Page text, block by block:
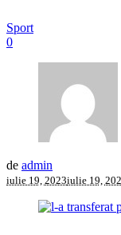
Sport
0
de admin
iulie 19, 2023iulie 19,